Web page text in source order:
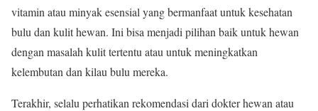
vitamin atau minyak esensial yang bermanfaat untuk kesehatan
bulu dan kulit hewan. Ini bisa menjadi pilihan baik untuk hewan
dengan masalah kulit tertentu atau untuk meningkatkan
kelembutan dan kilau bulu mereka.
Terakhir, selalu perhatikan rekomendasi dari dokter hewan atau